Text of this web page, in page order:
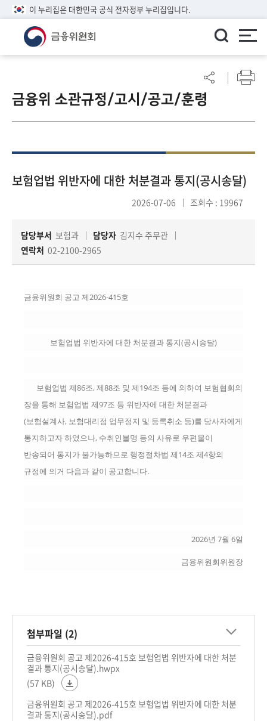
이 누리집은 대한민국 공식 전자정부 누리집입니다.
린
이알
참
책
금융위 소관규정/고시/공고/훈령
보험업법 위반자에 대한 처분결과 통지(공시송달)
2026-07-06 조회수 : 19967
담당부서 보험과 담당자 김지수 주무관
연락처 02-2100-2965
금융위원회 공고 제2026-415호
보험업법 위반자에 대한 처분결과 통지(공시송달)
보험업법 제86조, 제88조 및 제194조 등에 의하여 보험협회의
장을 통해 보험업법 제97조 등 위반자에 대한 처분결과
(보험설계사, 보험대리점 업무정지 및 등록취소 등)를 당사자에게
통지하고자 하였으나, 수취인불명 등의 사유로 우편물이
반송되어 통지가 불가능하므로 행정절차법 제14조 제4항의
규정에 의거 다음과 같이 공고합니다.
2026년 7월 6일
금융위원회위원장
첨부파일 (2)
금융위원회 공고 제2026-415호 보험업법 위반자에 대한 처분
결과 통지(공시송달).hwpx
(57 KB)
금융위원회 공고 제2026-415호 보험업법 위반자에 대한 처분
결과 통지(공시송달).pdf